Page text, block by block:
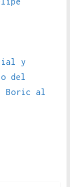
y
del
Boric al